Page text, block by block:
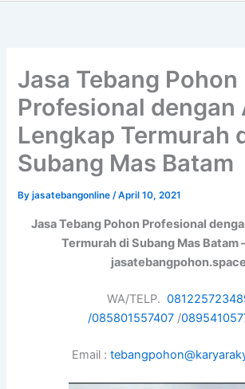
Jasa Tebang Pohon
Profesional dengan
Lengkap Termurah
Subang Mas Batam
Byjasatebangonline/April 10, 2021
Jasa Tebang Pohon Profesional
Termurah di Subang Mas Batam
jasatebangpohon.space
WA/TELP.
/085801557407 /
Email :